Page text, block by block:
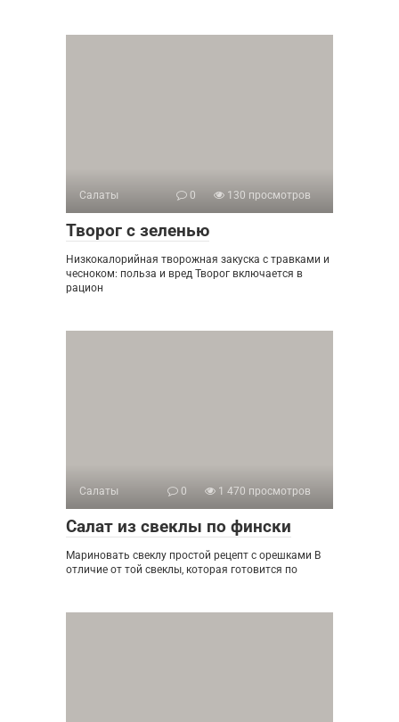
Салаты 0 130 просмотров
Творог с зеленью
Низкокалорийная творожная закуска с травками и
чесноком: польза и вред Творог включается в
рацион
Салаты 0 1 470 просмотров
Салат из свеклы по фински
Мариновать свеклу простой рецепт с орешками В
отличие от той свеклы, которая готовится по